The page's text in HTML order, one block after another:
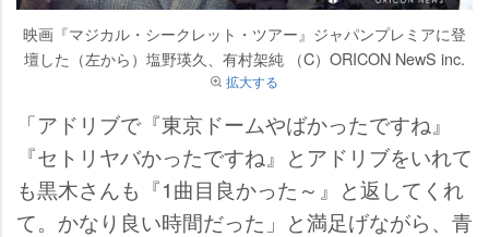
映画『マジカル・シークレット・ツアー』ジャパンプレミアに登
壇した（左から）塩野瑛久、有村架純 （C）ORICON NewS inc.
拡大する
「アドリブで『東京ドームやばかったですね』
『セトリヤバかったですね』とアドリブをいれて
も黒木さんも『1曲目良かった～』と返してくれ
て。かなり良い時間だった」と満足げながら、青